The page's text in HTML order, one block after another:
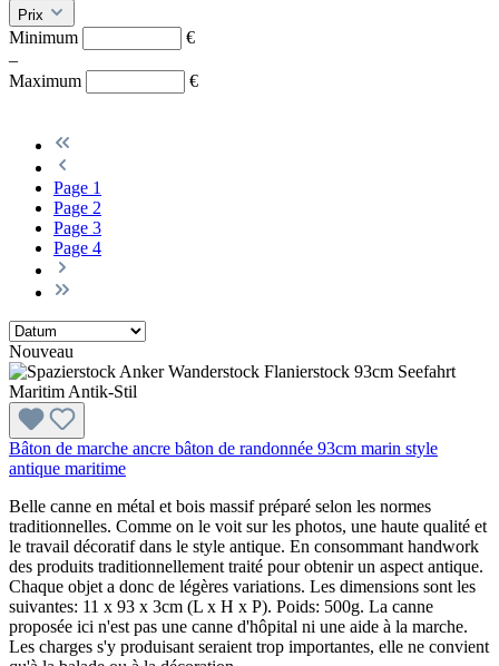
Prix
Minimum
€
–
Maximum
€
Page 1
Page 2
Page 3
Page 4
Nouveau
Bâton de marche ancre bâton de randonnée 93cm marin style
antique maritime
Belle canne en métal et bois massif préparé selon les normes
traditionnelles. Comme on le voit sur les photos, une haute qualité et
le travail décoratif dans le style antique. En consommant handwork
des produits traditionnellement traité pour obtenir un aspect antique.
Chaque objet a donc de légères variations. Les dimensions sont les
suivantes: 11 x 93 x 3cm (L x H x P). Poids: 500g. La canne
proposée ici n'est pas une canne d'hôpital ni une aide à la marche.
Les charges s'y produisant seraient trop importantes, elle ne convient